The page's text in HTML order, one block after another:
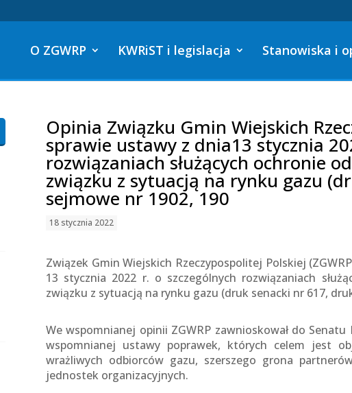
O ZGWRP KWRiST i legislacja Stanowiska i
Opinia Związku Gmin Wiejskich
sprawie ustawy z dnia13 stycznia
rozwiązaniach służących ochronie
związku z sytuacją na rynku gazu
sejmowe nr 1902, 190
18 stycznia 2022
Związek Gmin Wiejskich Rzeczypospolitej Polskiej
13 stycznia 2022 r. o szczególnych rozwiązaniach
związku z sytuacją na rynku gazu (druk senacki nr 617,
We wspomnianej opinii ZGWRP zawnioskował do
wspomnianej ustawy poprawek, których celem jest
wrażliwych odbiorców gazu, szerszego grona
jednostek organizacyjnych.